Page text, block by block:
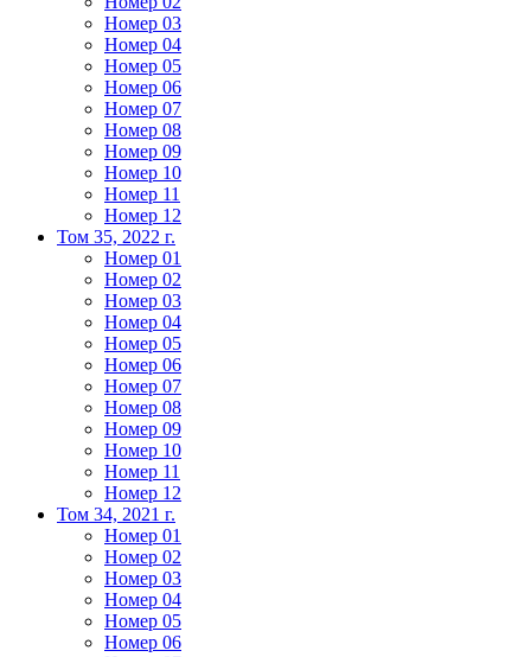
Номер 03
Номер 04
Номер 05
Номер 06
Номер 07
Номер 08
Номер 09
Номер 10
Номер 11
Номер 12
Том 35, 2022 г.
Номер 01
Номер 02
Номер 03
Номер 04
Номер 05
Номер 06
Номер 07
Номер 08
Номер 09
Номер 10
Номер 11
Номер 12
Том 34, 2021 г.
Номер 01
Номер 02
Номер 03
Номер 04
Номер 05
Номер 06